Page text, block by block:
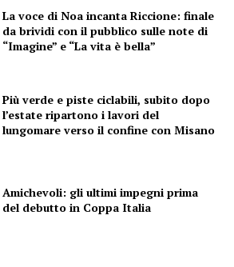
La voce di Noa incanta Riccione: finale
da brividi con il pubblico sulle note di
“Imagine” e “La vita è bella”
Più verde e piste ciclabili, subito dopo
l’estate ripartono i lavori del
lungomare verso il confine con Misano
Amichevoli: gli ultimi impegni prima
del debutto in Coppa Italia